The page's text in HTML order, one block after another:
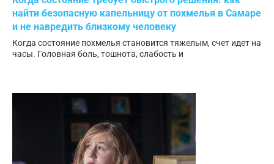
найти безопасную капельницу от похмелья в Самаре
и не навредить близкому человеку
Когда состояние похмелья становится тяжелым, счет идет на
часы. Головная боль, тошнота, слабость и